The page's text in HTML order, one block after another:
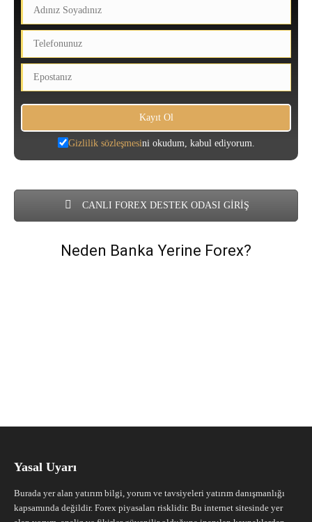
Gizlilik sözleşmesini okudum, kabul ediyorum.
CANLI FOREX DESTEK ODASI GİRİŞ
Neden Banka Yerine Forex?
Yasal Uyarı
Burada yer alan yatırım bilgi, yorum ve tavsiyeleri yatırım danışmanlığı
kapsamında değildir. Forex piyasaları risklidir. Bu internet sitesinde yer